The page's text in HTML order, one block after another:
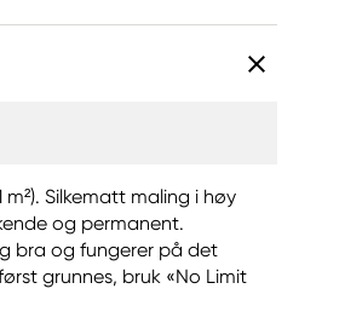
Silkematt maling i høy
og permanent.
bra og fungerer på det
grunnes, bruk «No Limit